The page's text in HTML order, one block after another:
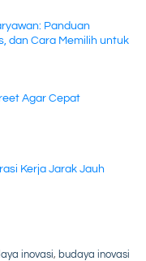
Panduan
dan Cara Memilih untuk
Agar Cepat
Kerja Jarak Jauh
inovasi, budaya inovasi